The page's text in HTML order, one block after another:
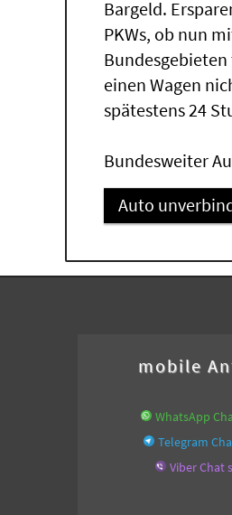
Bargeld.
PKWs, ob nun
einen Wagen
spätestens 24
Bundesweiter
Auto
mobile
WhatsApp
Telegram
Viber Chat